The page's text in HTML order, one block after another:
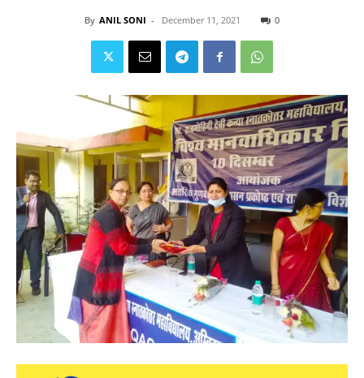
By ANIL SONI - December 11, 2021 0